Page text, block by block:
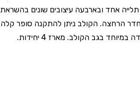
אחד ובארבעה עיצובים שונים בהשראת
הרחצה. הקולב ניתן להתקנה סופר קלה
בגב הקולב. מארז 4 יחידות.